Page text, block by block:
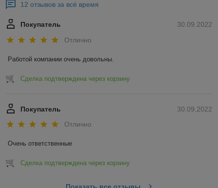
12 отзывов за всё время
30.09.2022
Покупатель
Отлично
Работой компании очень довольны.
Сделка подтверждена через корзину
30.09.2022
Покупатель
Отлично
Очень ответственные
Сделка подтверждена через корзину